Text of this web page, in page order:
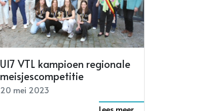
U17 VTL kampioen regionale
meisjescompetitie
20 mei 2023